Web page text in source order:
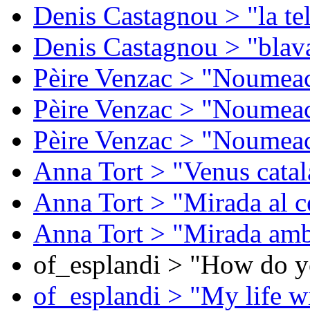
Denis Castagnou > "la
Denis Castagnou >
Pèire Venzac >
Pèire Venzac >
Pèire Venzac >
Anna Tort > "Venus
Anna Tort > "Mirada al
Anna Tort > "Mirada
of_esplandi > "How do
of_esplandi > "My life